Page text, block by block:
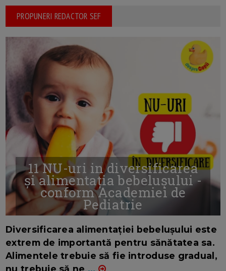
PROPUNERI REDACTOR SEF
11 NU-uri in diversificarea
și alimentația bebelușului -
conform Academiei de
Pediatrie
Diversificarea alimentației bebelușului este
extrem de importantă pentru sănătatea sa.
Alimentele trebuie să fie introduse gradual,
nu trebuie să ne ...